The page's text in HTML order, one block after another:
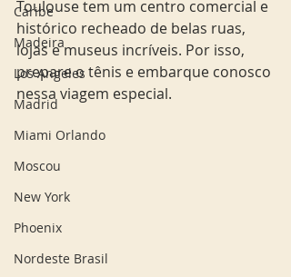
Caribe
Madeira
Los Angeles
Madrid
Miami Orlando
Moscou
New York
Phoenix
Nordeste Brasil
Toulouse tem um centro comercial e
histórico recheado de belas ruas,
lojas e museus incríveis. Por isso,
prepare o tênis e embarque conosco
nessa viagem especial.